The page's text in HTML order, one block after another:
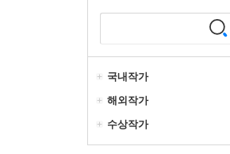
국내작가
해외작가
수상작가